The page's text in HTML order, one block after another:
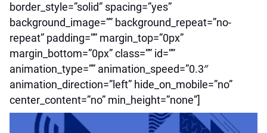
border_style=”solid” spacing=”yes”
background_image=”” background_repeat=”no-
repeat” padding=”” margin_top=”0px”
margin_bottom=”0px” class=”” id=””
animation_type=”” animation_speed=”0.3″
animation_direction=”left” hide_on_mobile=”no”
center_content=”no” min_height=”none”]